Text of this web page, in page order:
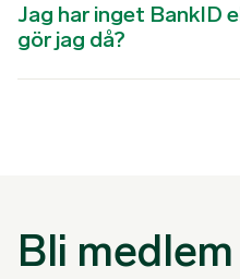
Jag har inget BankID
gör jag då?
Bli medlem